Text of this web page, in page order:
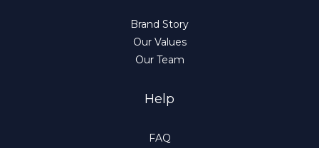
Brand Story
Our Values
Our Team
Help
FAQ